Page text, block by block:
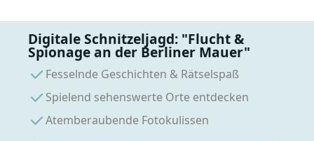
Digitale Schnitzeljagd: "Flucht &
Spionage an der Berliner Mauer"
Fesselnde Geschichten & Rätselspaß
Spielend sehenswerte Orte entdecken
Atemberaubende Fotokulissen